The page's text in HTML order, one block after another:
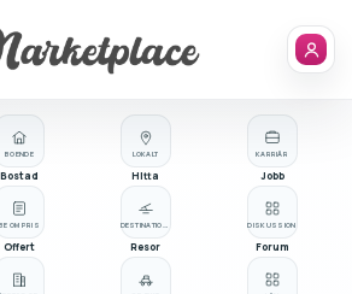
BOENDE
Bostad
BE OM PRIS
Offert
LOKALT
Hitta
KARRIÄR
Jobb
Resor
DISKUSSION
Forum